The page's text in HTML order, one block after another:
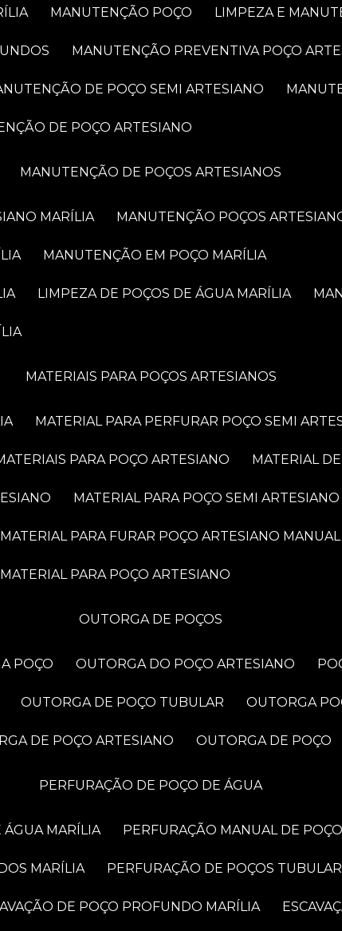
MANUTENÇÃO POÇO LIMPEZA E
MANUTENÇÃO PREVENTIVA POÇO
DE POÇO SEMI ARTESIANO
DE POÇO ARTESIANO
MANUTENÇÃO DE POÇOS ARTESIANOS
MARÍLIA MANUTENÇÃO POÇOS
MANUTENÇÃO EM POÇO MARÍLIA
LIMPEZA DE POÇOS DE ÁGUA MARÍLIA
MATERIAIS PARA POÇOS ARTESIANOS
MATERIAL PARA PERFURAR POÇO SEMI
MATERIAIS PARA POÇO ARTESIANO MATERIAL
MATERIAL PARA POÇO SEMI ARTESIANO
MATERIAL PARA FURAR POÇO ARTESIANO MANUAL
MATERIAL PARA POÇO ARTESIANO
OUTORGA DE POÇOS
POÇO OUTORGA DO POÇO ARTESIANO
OUTORGA DE POÇO TUBULAR OUTORGA
DE POÇO ARTESIANO OUTORGA DE POÇO
PERFURAÇÃO DE POÇO DE ÁGUA
ÁGUA MARÍLIA PERFURAÇÃO MANUAL DE
MARÍLIA PERFURAÇÃO DE POÇOS
DE POÇO PROFUNDO MARÍLIA